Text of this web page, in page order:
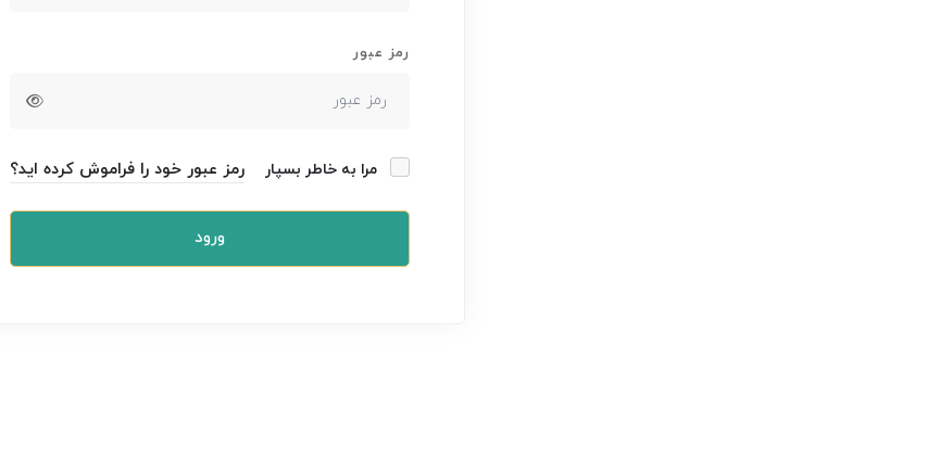
رمز عبور
مرا به خاطر بسپار رمز عبور خود را فراموش کرده اید؟
ورود